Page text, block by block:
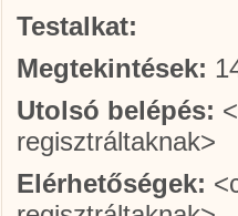
Testalkat:
Megtekintések:
Utolsó belépés:
regisztráltaknak>
Elérhetőségek: